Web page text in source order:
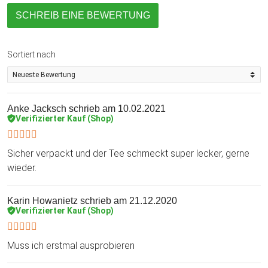
SCHREIB EINE BEWERTUNG
Sortiert nach
Anke Jacksch schrieb am 10.02.2021
Verifizierter Kauf (Shop)
Sicher verpackt und der Tee schmeckt super lecker, gerne
wieder.
Karin Howanietz schrieb am 21.12.2020
Verifizierter Kauf (Shop)
Muss ich erstmal ausprobieren